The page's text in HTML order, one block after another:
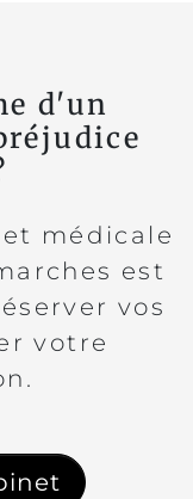
d'un
médicale
est
vos
votre